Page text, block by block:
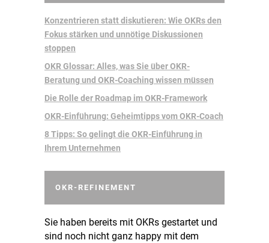
Konzentrieren statt diskutieren: Wie OKRs den
Fokus stärken und unnötige Diskussionen
stoppen
OKR Glossar: Alles, was Sie über OKR-
Beratung und OKR-Coaching wissen müssen
Die Rolle der Roadmap im OKR-Framework
OKR-Einführung: Geheimtipps vom OKR-Coach
8 Tipps: So gelingt die OKR-Einführung in
Ihrem Unternehmen
OKR-REFINEMENT
Sie haben bereits mit OKRs gestartet und
sind noch nicht ganz happy mit dem